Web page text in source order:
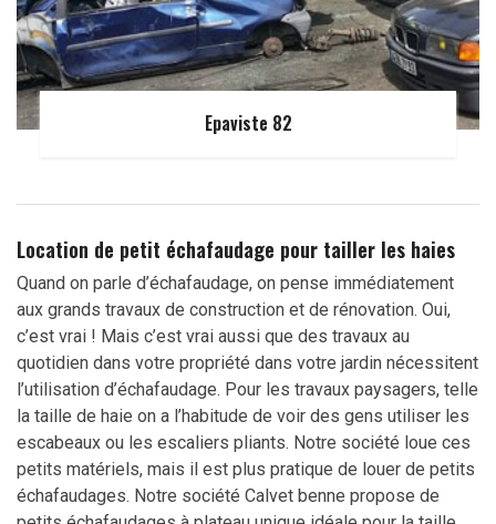
Epaviste 82
Location de petit échafaudage pour tailler les haies
Quand on parle d’échafaudage, on pense immédiatement
aux grands travaux de construction et de rénovation. Oui,
c’est vrai ! Mais c’est vrai aussi que des travaux au
quotidien dans votre propriété dans votre jardin nécessitent
l’utilisation d’échafaudage. Pour les travaux paysagers, telle
la taille de haie on a l’habitude de voir des gens utiliser les
escabeaux ou les escaliers pliants. Notre société loue ces
petits matériels, mais il est plus pratique de louer de petits
échafaudages. Notre société Calvet benne propose de